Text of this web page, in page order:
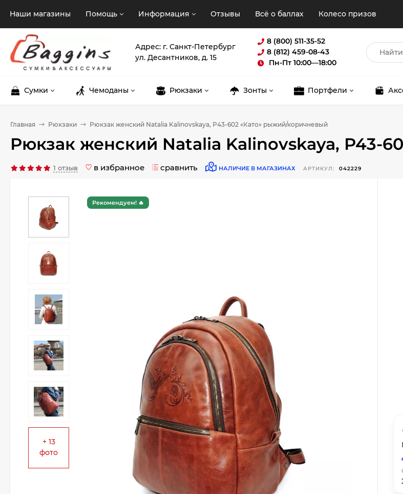
Наши магазины Помощь Информация Отзывы Всё о баллах Колесо призов
Адрес: г. Санкт-Петербург
ул. Десантников, д. 15
8 (800) 511-35-52
8 (812) 459-08-43
Пн-Пт 10:00—18:00
Сумки Чемоданы Рюкзаки Зонты Портфели
Главная Рюкзаки Рюкзак женский Natalia Kalinovskaya, Р43-602 «Като» рыжий/коричневый
Рюкзак женский Natalia Kalinovskaya, Р43-
1 отзыв в избранное сравнить НАЛИЧИЕ В МАГАЗИНАХ АРТИКУЛ: 042229
+ 13
фото
Рекомендуем! 🔥
Сегодня
25%
Добавляйте товары
Оплачивайте сегодня только
25% картой любого банка
Получайте товар выбранный